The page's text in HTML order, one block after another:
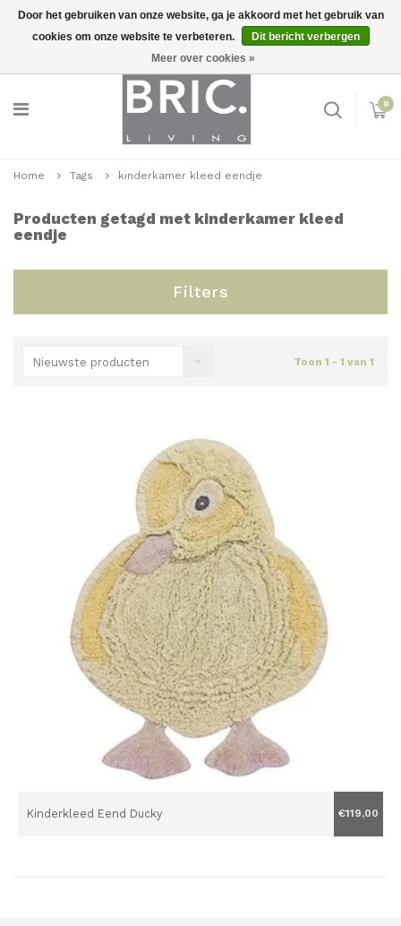
Inloggen
0
Home Tags kinderkamer kleed eendje
Producten getagd met kinderkamer kleed
eendje
Filters
Nieuwste producten Toon 1 - 1 van 1
Kinderkleed Eend Ducky €119,00
Door het gebruiken van onze website, ga je akkoord met het gebruik van
cookies om onze website te verbeteren.
Dit bericht verbergen
Meer over cookies »